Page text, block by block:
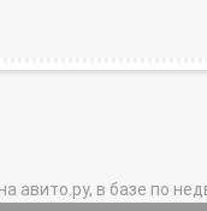
авито.ру, в базе по